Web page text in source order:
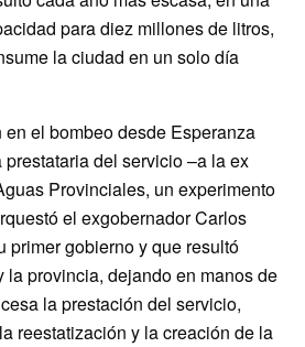
para diez millones de litros,
la ciudad en un solo día
el bombeo desde Esperanza
del servicio –a la ex
Provinciales, un experimento
el exgobernador Carlos
primer gobierno y que resultó
la provincia, dejando en manos de
la prestación del servicio,
reestatización y la creación de la